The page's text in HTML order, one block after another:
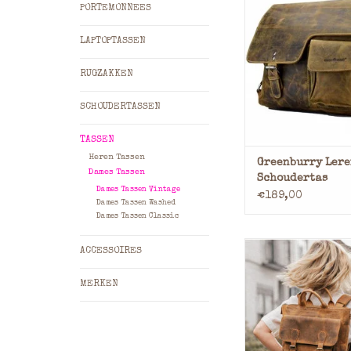
PORTEMONNEES
LAPTOPTASSEN
RUGZAKKEN
SCHOUDERTASSEN
TASSEN
Heren Tassen
Dames Tassen
Dames Tassen Vintage
Dames Tassen Washed
Dames Tassen Classic
ACCESSOIRES
MERKEN
gebruik van het
rundleder heeft
een stoere
uitstraling heeft
TOEVOEGEN AAN
Greenburry
Schoudertas
€189,00
Stoere buffel
geheel
uitgevoerd in
buffelleer. De
heeft een
genoeg voor een
laptop of tablet het